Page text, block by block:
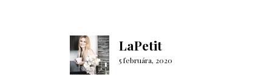
LaPetit
5 februára, 2020